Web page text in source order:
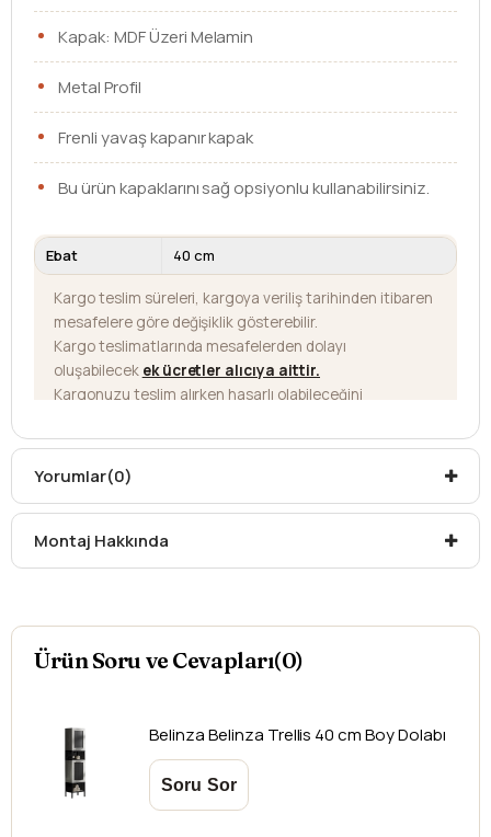
Kapak: MDF Üzeri Melamin
Metal Profil
Frenli yavaş kapanır kapak
Bu ürün kapaklarını sağ opsiyonlu kullanabilirsiniz.
Ebat 40 cm
Kargo teslim süreleri, kargoya veriliş tarihinden itibaren
mesafelere göre değişiklik gösterebilir.
Kargo teslimatlarında mesafelerden dolayı
oluşabilecek ek ücretler alıcıya aittir.
Kargonuzu teslim alırken hasarlı olabileceğini
yazdırmanız gerekmektedir.
Aksi durumlarda ürünlerin
yapılamamaktadır.
Yorumlar(0)
Montaj Hakkında
Ürün Soru ve Cevapları(0)
BelinzaBelinza Trellis 40 cm Boy Dolabı